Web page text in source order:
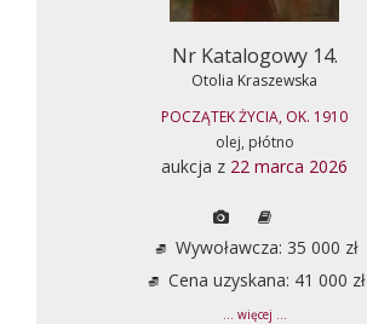
Nr Katalogowy 14.
Otolia Kraszewska
POCZĄTEK ŻYCIA, OK. 1910
olej, płótno
aukcja z 22 marca 2026
Wywoławcza: 35 000 zł
Cena uzyskana: 41 000 zł
... więcej ...